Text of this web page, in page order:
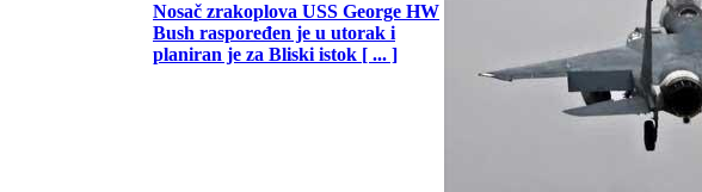
Nosač zrakoplova USS George HW
Bush raspoređen je u utorak i
planiran je za Bliski istok [ ... ]